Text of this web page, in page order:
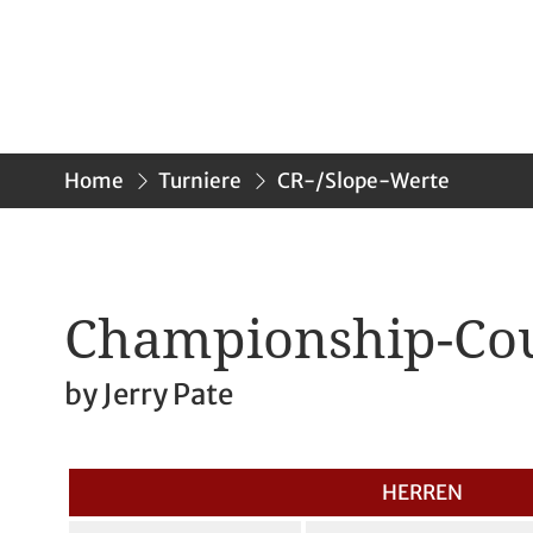
Home Turniere CR-/Slope-Werte
Championship-
by Jerry Pate
HERREN